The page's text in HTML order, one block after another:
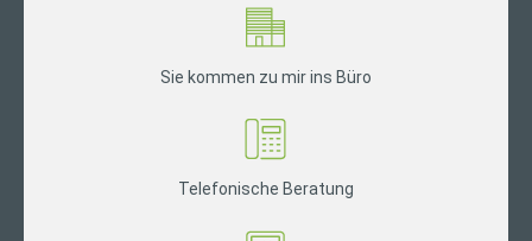
Sie kommen zu mir ins Büro
Telefonische Beratung